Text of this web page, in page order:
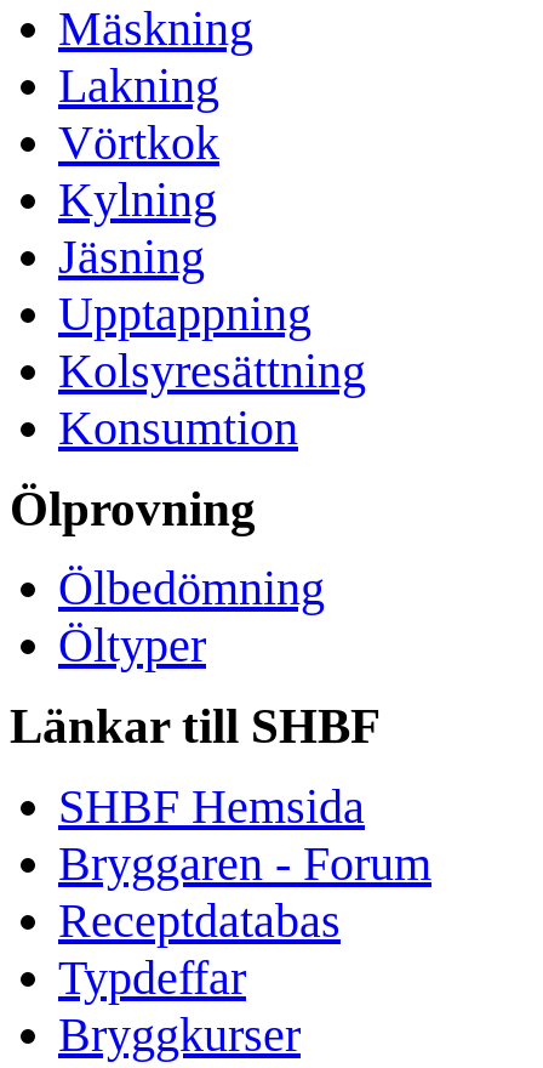
Mäskning
Lakning
Vörtkok
Kylning
Jäsning
Upptappning
Kolsyresättning
Konsumtion
Ölprovning
Ölbedömning
Öltyper
Länkar till SHBF
SHBF Hemsida
Bryggaren - Forum
Receptdatabas
Typdeffar
Bryggkurser